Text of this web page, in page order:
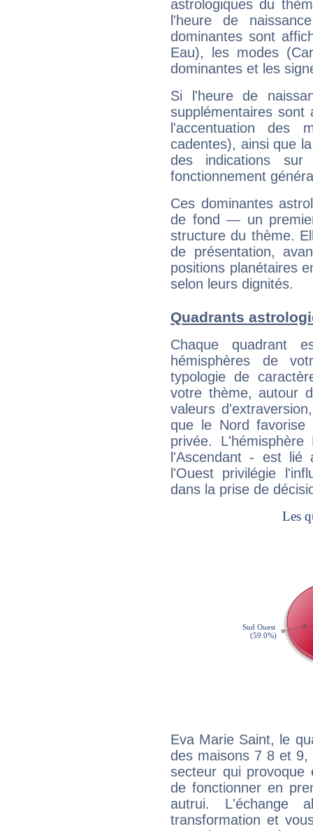
astrologiques du
l'heure de
dominantes sont
Eau), les modes
dominantes et les
Si l'heure de
supplémentaires sont
l'accentuation des
cadentes), ainsi que
des indications sur
fonctionnement
Ces dominantes
de fond — un
structure du thème.
de présentation,
positions planétaires
selon leurs dignités.
Quadrants
Chaque quadrant
hémisphères de
typologie de
votre thème, autour
valeurs
que le Nord favorise
privée.
l'Ascendant - est
l'Ouest privilégie
dans la prise de
Eva Marie Saint, le
des maisons 7 8 et
secteur qui provoque
de fonctionner en
autrui. L'échange
transformation et